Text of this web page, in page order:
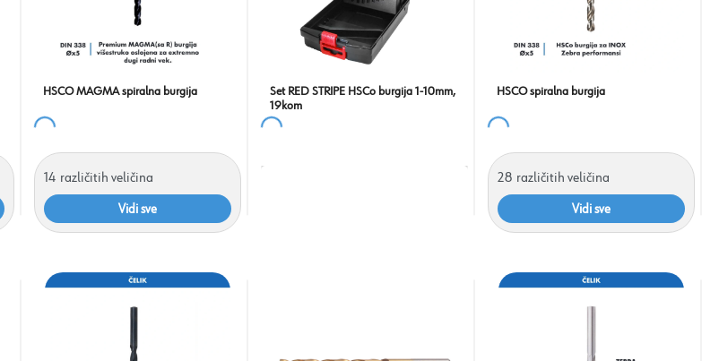
HSCO MAGMA spiralna burgija
14 različitih veličina
Vidi sve
Set RED STRIPE HSCo burgija 1-10mm,
19kom
HSCO spiralna burgija
28 različitih veličina
Vidi sve